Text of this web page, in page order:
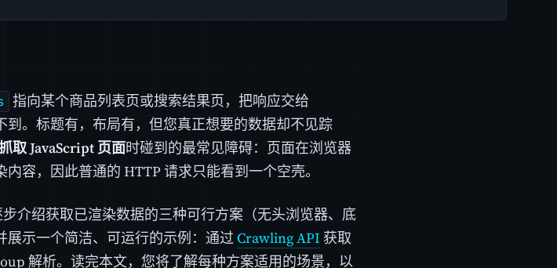
指向某个商品列表页或搜索结果页，把响应交给
。标题有，布局有，但您真正想要的数据却不见踪
取 JavaScript 页面时碰到的最常见障碍：页面在浏览器
容，因此普通的 HTTP 请求只能看到一个空壳。
介绍获取已渲染数据的三种可行方案（无头浏览器、底
展示一个简洁、可运行的示例：通过Crawling API 获取
解析。读完本文，您将了解每种方案适用的场景，以